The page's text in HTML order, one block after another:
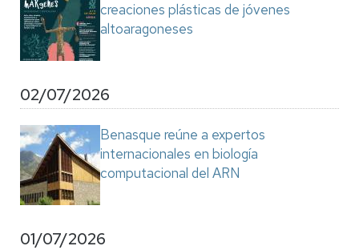
creaciones plásticas de jóvenes
altoaragoneses
02/07/2026
Benasque reúne a expertos
internacionales en biología
computacional del ARN
01/07/2026